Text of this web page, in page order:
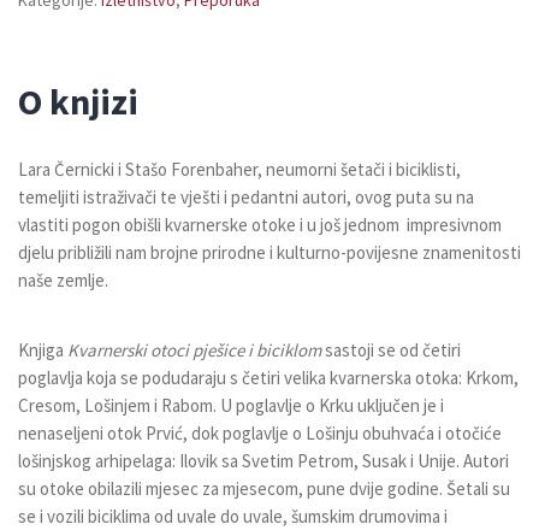
O knjizi
Lara Černicki i Stašo Forenbaher, neumorni šetači i biciklisti,
temeljiti istraživači te vješti i pedantni autori, ovog puta su na
vlastiti pogon obišli kvarnerske otoke i u još jednom impresivnom
djelu približili nam brojne prirodne i kulturno-povijesne znamenitosti
naše zemlje.
Knjiga Kvarnerski otoci pješice i biciklomsastoji se od četiri
poglavlja koja se podudaraju s četiri velika kvarnerska otoka: Krkom,
Cresom, Lošinjem i Rabom. U poglavlje o Krku uključen je i
nenaseljeni otok Prvić, dok poglavlje o Lošinju obuhvaća i otočiće
lošinjskog arhipelaga: Ilovik sa Svetim Petrom, Susak i Unije. Autori
su otoke obilazili mjesec za mjesecom, pune dvije godine. Šetali su
se i vozili biciklima od uvale do uvale, šumskim drumovima i